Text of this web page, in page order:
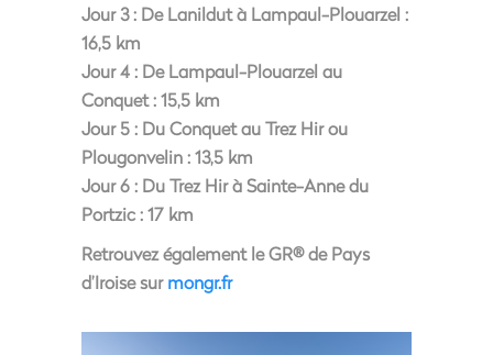
Jour 3 : De Lanildut à Lampaul-Plouarzel :
16,5 km
Jour 4 : De Lampaul-Plouarzel au
Conquet : 15,5 km
Jour 5 : Du Conquet au Trez Hir ou
Plougonvelin : 13,5 km
Jour 6 : Du Trez Hir à Sainte-Anne du
Portzic : 17 km
Retrouvez également le GR® de Pays
d’Iroise surmongr.fr